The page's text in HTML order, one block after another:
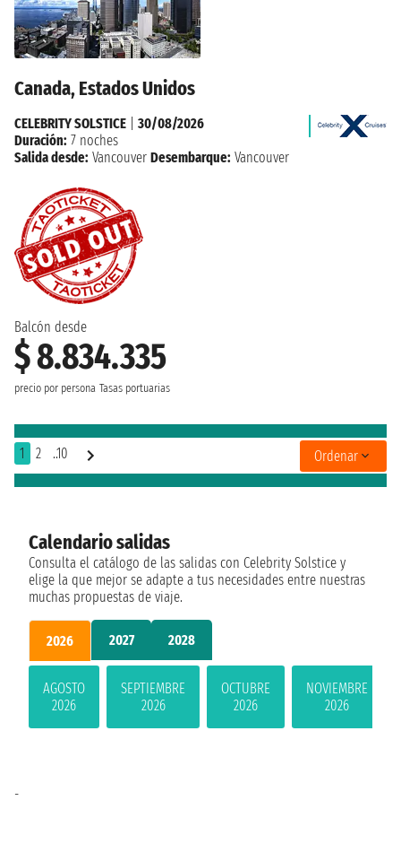
Canada, Estados Unidos
Balcón desde
$ 8.834.335
precio por persona Tasas portuarias
CELEBRITY SOLSTICE
30/08/2026
Duración: 7 noches
Salida desde: Vancouver Desembarque: Vancouver
1 2 ..10 Ordenar
Calendario salidas
Consulta el catálogo de las salidas con Celebrity Solstice y
elige la que mejor se adapte a tus necesidades entre nuestras
muchas propuestas de viaje.
2026 2027 2028
AGOSTO
2026
SEPTIEMBRE
2026
OCTUBRE
2026
NOVIEMBRE
2026
-